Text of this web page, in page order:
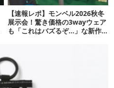
【速報レポ】モンベル2026秋冬
展示会！驚き価格の3wayウェア
も「これはバズるぞ…」な新作